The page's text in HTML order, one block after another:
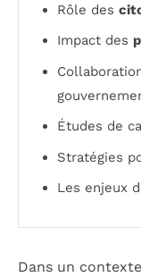
Rôle des
Impact des
Études de
Stratégies
Les enjeux
Dans un